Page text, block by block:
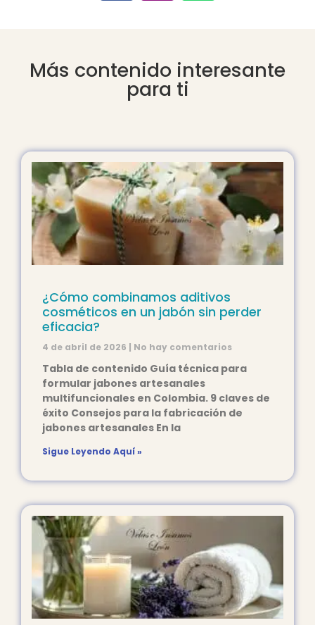
Más contenido interesante
para ti
¿Cómo combinamos aditivos
cosméticos en un jabón sin perder
eficacia?
4 de abril de 2026 No hay comentarios
Tabla de contenido Guía técnica para
formular jabones artesanales
multifuncionales en Colombia. 9 claves de
éxito Consejos para la fabricación de
jabones artesanales En la
Sigue Leyendo Aquí »